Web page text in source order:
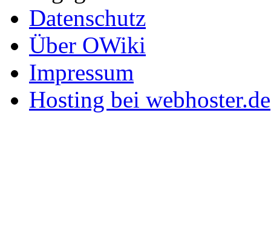
Datenschutz
Über OWiki
Impressum
Hosting bei webhoster.de